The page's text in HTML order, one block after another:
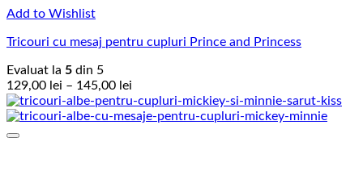
Add to Wishlist
Tricouri cu mesaj pentru cupluri Prince and Princess
Evaluat la 5 din 5
129,00 lei – 145,00 lei
de
prețuri: